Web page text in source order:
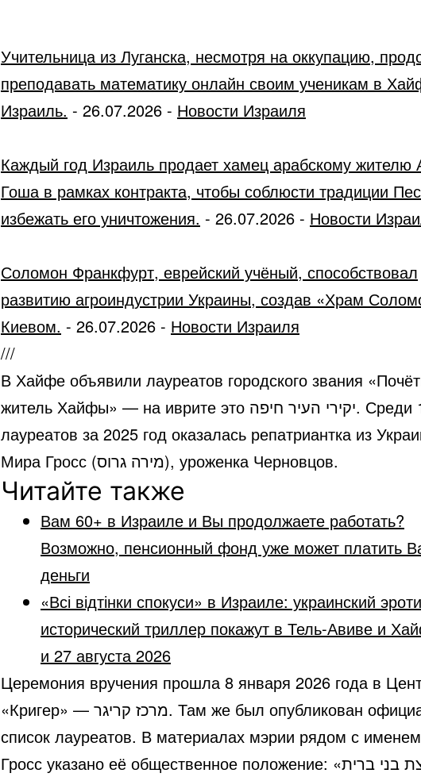
Учительница из Луганска, несмотря на оккупацию,
преподавать математику онлайн своим ученикам в
Израиль. - 26.07.2026 - Новости Израиля
Каждый год Израиль продает хамец арабскому жителю
Гоша в рамках контракта, чтобы соблюсти традиции
избежать его уничтожения. - 26.07.2026 - Новости
Соломон Франкфурт, еврейский учёный, способствовал
развитию агроиндустрии Украины, создав «Храм
Киевом. - 26.07.2026 - Новости Израиля
///
В Хайфе объявили лауреатов городского звания
житель Хайфы» — на иврите это יקירי העיר חיפה. Среди 12 новых
лауреатов за 2025 год оказалась репатриантка из
Мира Гросс (מירה גרוס), уроженка Черновцов.
Читайте также
Вам 60+ в Израиле и Вы продолжаете работать?
Возможно, пенсионный фонд уже может платить
деньги
«Всі відтінки спокуси» в Израиле: украинский
исторический триллер покажут в Тель-Авиве и
и 27 августа 2026
Церемония вручения прошла 8 января 2026 года в
«Кригер» — מרכז קריגר. Там же был опубликован официальный
список лауреатов. В материалах мэрии рядом с
Гросс указано её общественное положение: «יו»ר מועצת בני ברית